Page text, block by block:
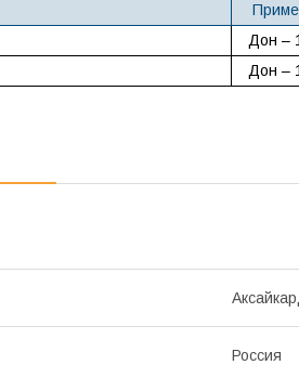
Дон –
Дон –
Россия